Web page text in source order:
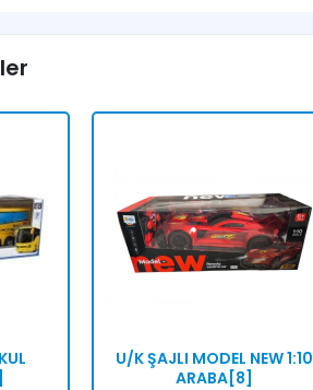
U/K ŞAJLI MODEL NEW 1:10
ARABA[8]